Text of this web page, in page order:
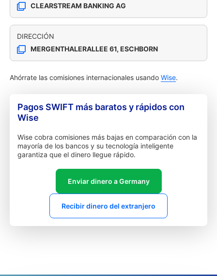
CLEARSTREAM BANKING AG
DIRECCIÓN
MERGENTHALERALLEE 61, ESCHBORN
Ahórrate las comisiones internacionales usando Wise.
Pagos SWIFT más baratos y rápidos con
Wise
Wise cobra comisiones más bajas en comparación con la
mayoría de los bancos y su tecnología inteligente
garantiza que el dinero llegue rápido.
Enviar dinero a Germany
Recibir dinero del extranjero